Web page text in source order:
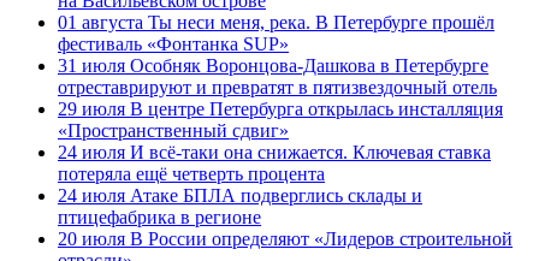
01 августа Ты неси меня, река. В Петербурге прошёл
фестиваль «Фонтанка SUP»
31 июля Особняк Воронцова-Дашкова в Петербурге
отреставрируют и превратят в пятизвездочный отель
29 июля В центре Петербурга открылась инсталляция
«Пространственный сдвиг»
24 июля И всё-таки она снижается. Ключевая ставка
потеряла ещё четверть процента
24 июля Атаке БПЛА подверглись склады и
птицефабрика в регионе
20 июля В России определяют «Лидеров строительной